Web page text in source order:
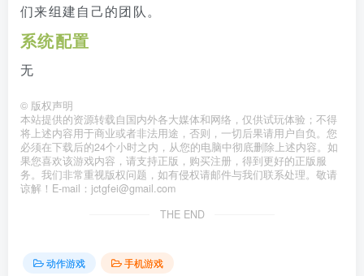
们来组建自己的团队。
系统配置
无
© 版权声明
本站提供的资源转载自国内外各大媒体和网络，仅供试玩体验；不得
将上述内容用于商业或者非法用途，否则，一切后果请用户自负。您
必须在下载后的24个小时之内，从您的电脑中彻底删除上述内容。如
果您喜欢该游戏内容，请支持正版，购买注册，得到更好的正版服
务。我们非常重视版权问题，如有侵权请邮件与我们联系处理。敬请
谅解！E-mail：jctgfei@gmail.com
THE END
动作游戏
手机游戏